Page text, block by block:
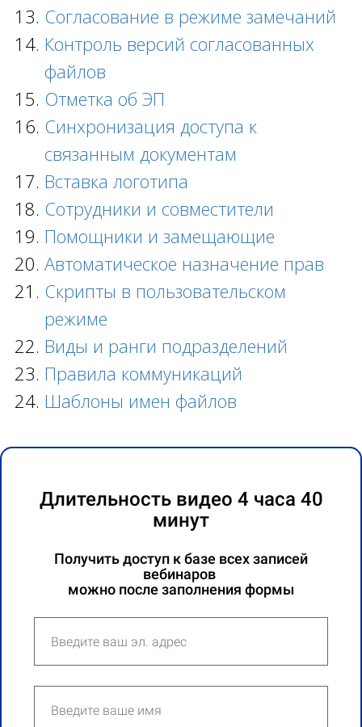
Согласование в режиме замечаний
Контроль версий согласованных
файлов
Отметка об ЭП
Синхронизация доступа к
связанным документам
Вставка логотипа
Сотрудники и совместители
Помощники и замещающие
Автоматическое назначение прав
Скрипты в пользовательском
режиме
Виды и ранги подразделений
Правила коммуникаций
Шаблоны имен файлов
Длительность видео 4 часа 40
минут
Получить доступ к базе всех записей
вебинаров
можно после заполнения формы